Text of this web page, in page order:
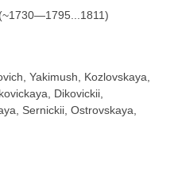
(~1730—1795...1811)
Yakimush, Kozlovskaya,
Dikovickii,
Sernickii, Ostrovskaya,